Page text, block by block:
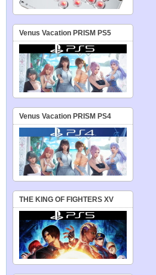
Venus Vacation PRISM PS5
Venus Vacation PRISM PS4
THE KING OF FIGHTERS XV